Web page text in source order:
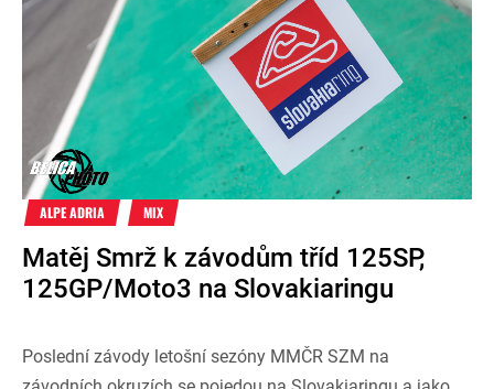
ALPE ADRIA MIX
Matěj Smrž k závodům tříd 125SP,
125GP/Moto3 na Slovakiaringu
Poslední závody letošní sezóny MMČR SZM na